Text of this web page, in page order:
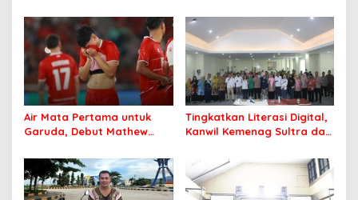
Air Mata Pertama untuk
Garuda, Debut Mathew
Indonesia
Tingkatkan Literasi Digital,
Kanwil Kemenag Sultra dan
Pelatihan AI Ready ASEAN